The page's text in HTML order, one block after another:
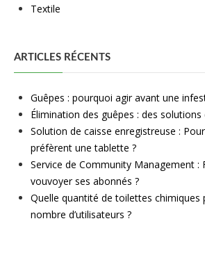
Textile
ARTICLES RÉCENTS
Guêpes : pourquoi agir avant une
Élimination des guêpes : des
Solution de caisse enregistreuse :
préfèrent une tablette ?
Service de Community Management :
vouvoyer ses abonnés ?
Quelle quantité de toilettes chimiques
nombre d’utilisateurs ?